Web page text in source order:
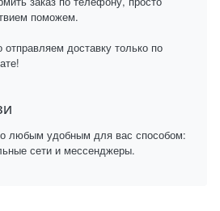
поможем.
доставку только по
любым удобным для вас способом:
сети и мессенджеры.